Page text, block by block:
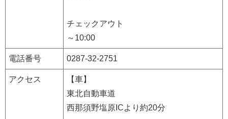
チェックアウト
～10:00
電話番号 0287-32-2751
アクセス
【車】
東北自動車道
西那須野塩原ICより約20分